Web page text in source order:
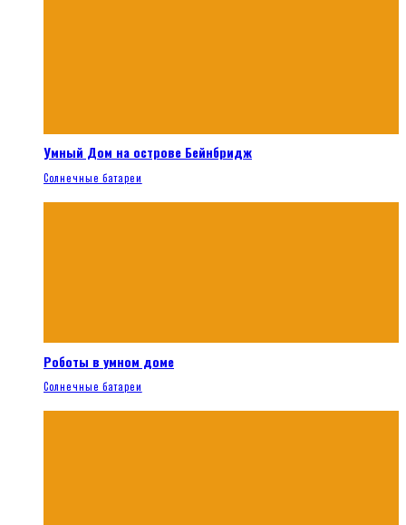
Умный Дом на острове Бейнбридж
Солнечные батареи
Роботы в умном доме
Солнечные батареи